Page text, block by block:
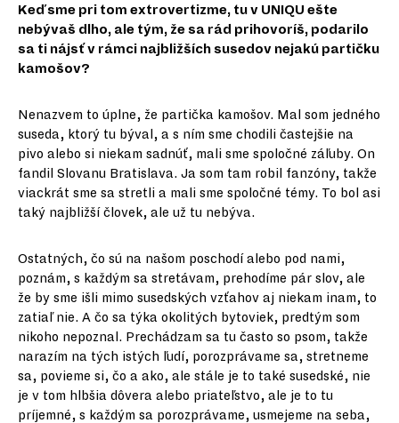
Keď sme pri tom extrovertizme, tu v UNIQU ešte
nebývaš dlho, ale tým, že sa rád prihovoríš, podarilo
sa ti nájsť v rámci najbližších susedov nejakú partičku
kamošov?
Nenazvem to úplne, že partička kamošov. Mal som jedného
suseda, ktorý tu býval, a s ním sme chodili častejšie na
pivo alebo si niekam sadnúť, mali sme spoločné záľuby. On
fandil Slovanu Bratislava. Ja som tam robil fanzóny, takže
viackrát sme sa stretli a mali sme spoločné témy. To bol asi
taký najbližší človek, ale už tu nebýva.
Ostatných, čo sú na našom poschodí alebo pod nami,
poznám, s každým sa stretávam, prehodíme pár slov, ale
že by sme išli mimo susedských vzťahov aj niekam inam, to
zatiaľ nie. A čo sa týka okolitých bytoviek, predtým som
nikoho nepoznal. Prechádzam sa tu často so psom, takže
narazím na tých istých ľudí, porozprávame sa, stretneme
sa, povieme si, čo a ako, ale stále je to také susedské, nie
je v tom hlbšia dôvera alebo priateľstvo, ale je to tu
príjemné, s každým sa porozprávame, usmejeme na seba,